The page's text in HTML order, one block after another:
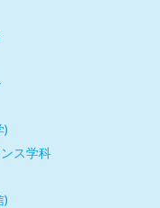
)
ス学科
)